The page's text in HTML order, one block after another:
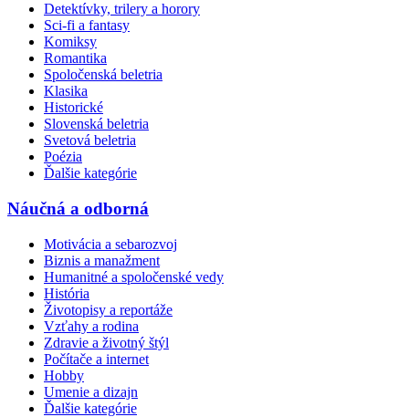
Detektívky, trilery a horory
Sci-fi a fantasy
Komiksy
Romantika
Spoločenská beletria
Klasika
Historické
Slovenská beletria
Svetová beletria
Poézia
Ďalšie kategórie
Náučná a odborná
Motivácia a sebarozvoj
Biznis a manažment
Humanitné a spoločenské vedy
História
Životopisy a reportáže
Vzťahy a rodina
Zdravie a životný štýl
Počítače a internet
Hobby
Umenie a dizajn
Ďalšie kategórie